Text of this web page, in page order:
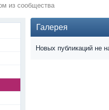
из сообщества
Галерея
Новых публикаций не